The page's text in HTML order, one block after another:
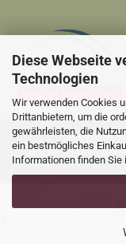
Diese Webseite
Technologien
Wir verwenden Cookies
Drittanbietern, um die
gewährleisten, die
ein bestmögliches
Informationen finden Sie
Alle Preise
Online Shopby